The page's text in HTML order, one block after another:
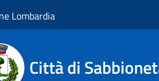
Lombardia
Città di